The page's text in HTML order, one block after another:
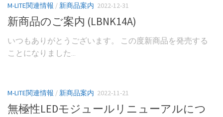
M-LITE関連情報 / 新商品案内 2022-12-31
新商品のご案内 (LBNK14A)
いつもありがとうございます。 この度新商品を発売する
ことになりました...
M-LITE関連情報 / 新商品案内 2022-11-21
無極性LEDモジュールリニューアルにつ